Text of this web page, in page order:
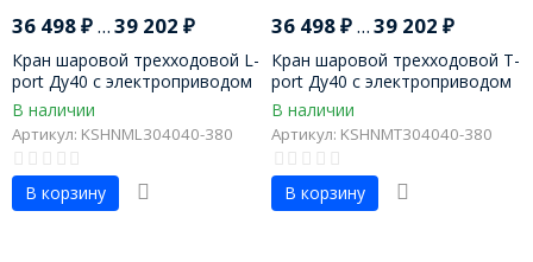
36 498₽...39 202 ₽
Кран шаровой трехходовой L-
port Ду40 с электроприводом
В наличии
Артикул: KSHNML304040-380
В корзину
36 498₽...39 202₽
Кран шаровой трехходовой T-
port Ду40 с электроприводом
В наличии
Артикул: KSHNMT304040-380
В корзину